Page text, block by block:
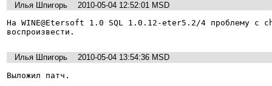
Илья Шпигорь
2010-05-04 12:52:01 MSD
На WINE@Etersoft 1.0 SQL 1.0.12-eter5.2/4 проблему с
воспроизвести.
Илья Шпигорь
2010-05-04 13:54:36 MSD
Выложил патч.